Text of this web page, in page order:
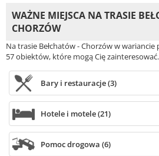
WAŻNE MIEJSCA NA TRASIE
CHORZÓW
Na trasie Bełchatów - Chorzów w wariancie
57 obiektów, które mogą Cię zainteresować.
Bary i restauracje (3)
Hotele i motele (21)
Pomoc drogowa (6)